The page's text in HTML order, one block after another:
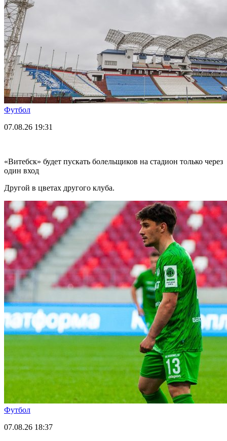
Футбол
07.08.26 19:31
«Витебск» будет пускать болельщиков на стадион только через
один вход
Другой в цветах другого клуба.
Футбол
07.08.26 18:37